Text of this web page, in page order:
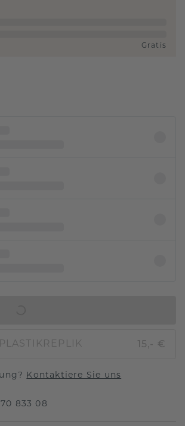
Gratis
15,- €
Kontaktiere Sie uns
833 08